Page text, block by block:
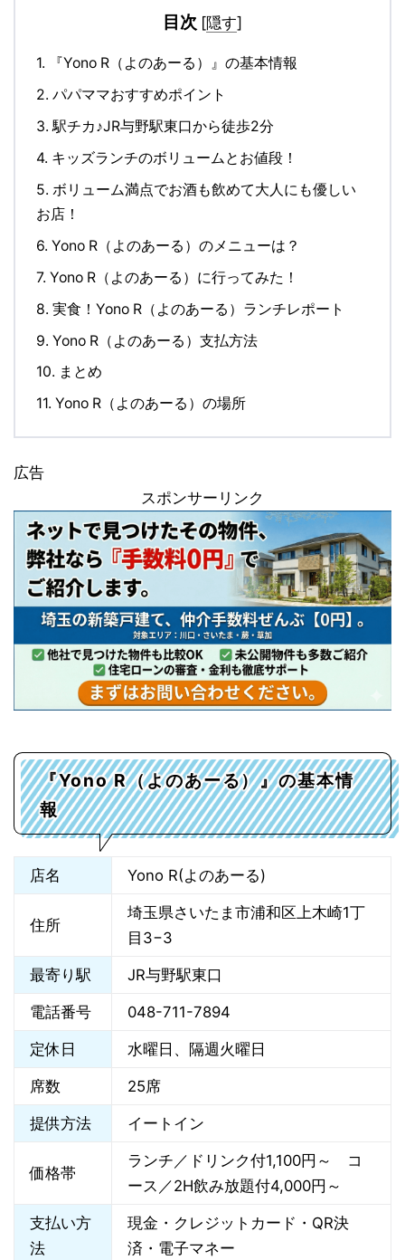
目次 [隠す]
1. 『Yono R（よのあーる）』の基本情報
2. パパママおすすめポイント
3. 駅チカ♪JR与野駅東口から徒歩2分
4. キッズランチのボリュームとお値段！
5. ボリューム満点でお酒も飲めて大人にも優しい
お店！
6. Yono R（よのあーる）のメニューは？
7. Yono R（よのあーる）に行ってみた！
8. 実食！Yono R（よのあーる）ランチレポート
9. Yono R（よのあーる）支払方法
10. まとめ
11. Yono R（よのあーる）の場所
広告
スポンサーリンク
『Yono R（よのあーる）』の基本情
報
店名 Yono R(よのあーる)
住所
埼玉県さいたま市浦和区上木崎1丁
目3−3
最寄り駅 JR与野駅東口
電話番号 048-711-7894
定休日 水曜日、隔週火曜日
席数 25席
提供方法 イートイン
価格帯
ランチ／ドリンク付1,100円～ コ
ース／2H飲み放題付4,000円～
支払い方
法
現金・クレジットカード・QR決
済・電子マネー